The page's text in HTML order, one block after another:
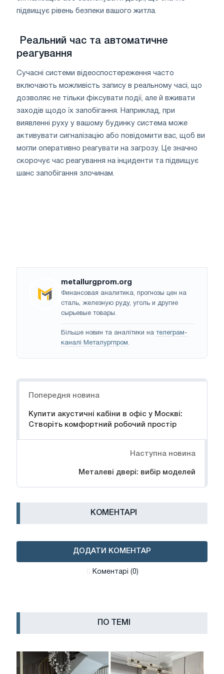
підвищує рівень безпеки вашого житла.
Реальний час та автоматичне
реагування
Сучасні системи відеоспостереження часто
включають можливість запису в реальному часі, що
дозволяє не тільки фіксувати події, але й вживати
заходів щодо їх запобігання. Наприклад, при
виявленні руху у вашому будинку система може
активувати сигналізацію або повідомити вас, щоб ви
могли оперативно реагувати на загрозу. Це значно
скорочує час реагування на інциденти та підвищує
шанс запобігання злочинам.
metallurgprom.org
Финансовая аналитика, прогнозы цен на
сталь, железную руду, уголь и другие
сырьевые товары.
Більше новин та аналітики на телеграм-
каналі Металургпром.
Попередня новина
Купити акустичні кабіни в офіс у Москві:
Створіть комфортний робочий простір
Наступна новина
Металеві двері: вибір моделей
КОМЕНТАРІ
ДОДАТИ КОМЕНТАР
Коментарі (0)
ПО ТЕМІ